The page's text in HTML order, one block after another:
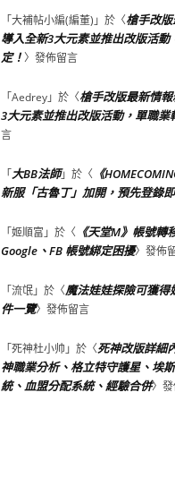
「大補帖小編(編董) 」於〈槍手改
導入全新3大元素並推出改版活動
定！〉發佈留言
「Aedrey」於〈槍手改版最新情
3大元素並推出改版活動，單職業
言
「大BB法師」於〈 《
新服「古魯丁」加開，預先登錄
「姬順富 」於〈 《天堂M》帳號
Google、FB 帳號綁定困擾〉發佈
「流氓」於〈魔法娃娃探險可獲得
件一覽〉發佈留言
「死神杜小帅 」於〈死神改版詳細
神職業分析、格立特守護星、埃
統、血盟分配系統、經驗合併〉